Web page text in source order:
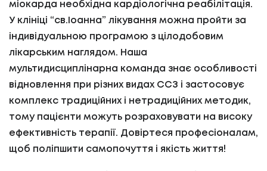
міокарда необхідна кардіологічна реабілітація.
У клініці “св.Іоанна” лікування можна пройти за
індивідуальною програмою з цілодобовим
лікарським наглядом. Наша
мультидисциплінарна команда знає особливості
відновлення при різних видах ССЗ і застосовує
комплекс традиційних і нетрадиційних методик,
тому пацієнти можуть розраховувати на високу
ефективність терапії. Довіртеся професіоналам,
щоб поліпшити самопочуття і якість життя!